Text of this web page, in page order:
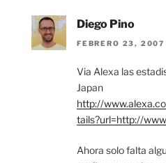
Diego Pino
FEBRERO 23,
Via Alexa las
Japan
http://
tails?url=http://
Ahora solo falta